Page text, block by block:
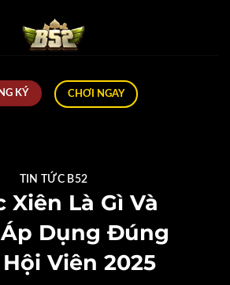
KÝ CHƠI NGAY
TIN TỨC B52
Xiên Là Gì Và
Dụng Đúng
Viên 2025